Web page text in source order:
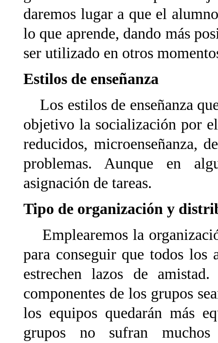
daremos lugar a que el
lo que aprende, dando más
ser utilizado en otros
Estilos de enseñanza
Los estilos de enseñanza
objetivo la socialización por
reducidos, microenseñanza,
problemas. Aunque en
asignación de tareas.
Tipo de organización y
Emplearemos la
para conseguir que todos los
estrechen lazos de
componentes de los grupos
los equipos quedarán más
grupos no sufran